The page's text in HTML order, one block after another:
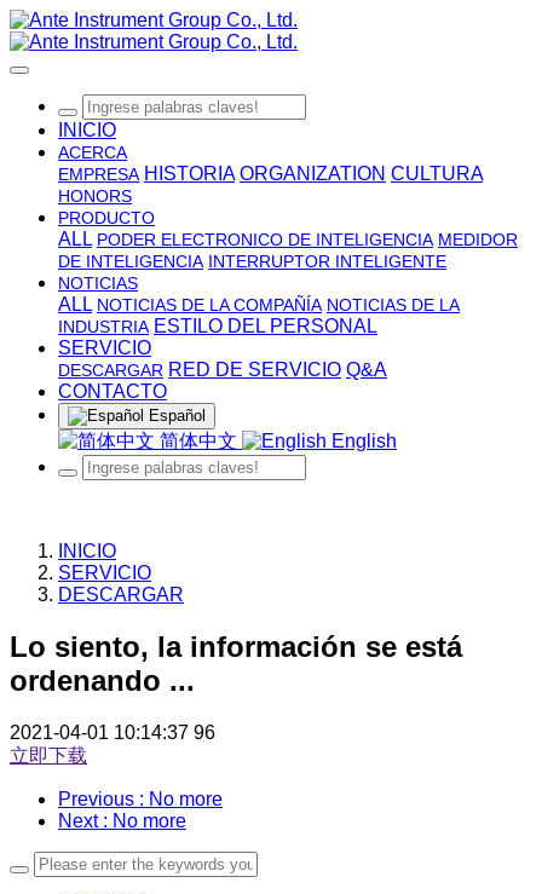
INICIO
ACERCA
EMPRESA HISTORIA ORGANIZATION CULTURA
HONORS
PRODUCTO
ALL PODER ELECTRONICO DE INTELIGENCIA MEDIDOR
DE INTELIGENCIA INTERRUPTOR INTELIGENTE
NOTICIAS
ALL NOTICIAS DE LA COMPAÑÍA NOTICIAS DE LA
INDUSTRIA ESTILO DEL PERSONAL
SERVICIO
DESCARGAR RED DE SERVICIO Q&A
CONTACTO
Español
简体中文 English
INICIO
SERVICIO
DESCARGAR
Lo siento, la información se está
ordenando ...
2021-04-01 10:14:37 96
立即下载
Previous : No more
Next : No more